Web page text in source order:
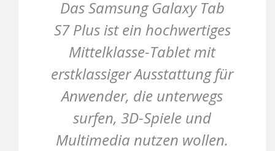
Das Samsung Galaxy Tab
S7 Plus ist ein hochwertiges
Mittelklasse-Tablet mit
erstklassiger Ausstattung für
Anwender, die unterwegs
surfen, 3D-Spiele und
Multimedia nutzen wollen.